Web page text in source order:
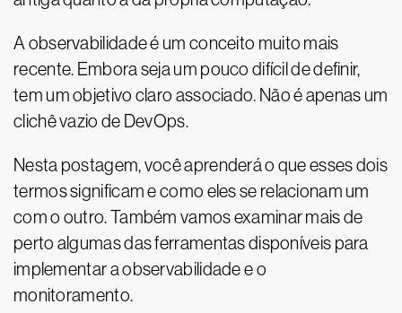
A observabilidade é um conceito muito mais
recente. Embora seja um pouco difícil de definir,
tem um objetivo claro associado. Não é apenas um
clichê vazio de DevOps.
Nesta postagem, você aprenderá o que esses dois
termos significam e como eles se relacionam um
com o outro. Também vamos examinar mais de
perto algumas das ferramentas disponíveis para
implementar a observabilidade e o
monitoramento.